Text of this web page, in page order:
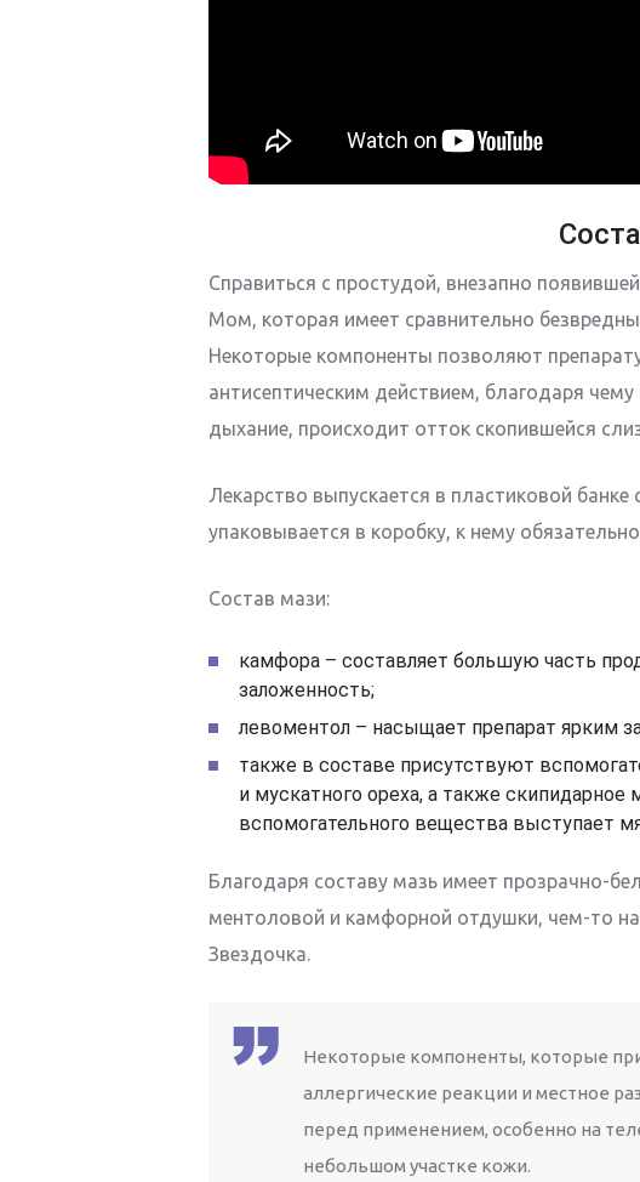
Справиться с простудой, внезапно
Мом, которая имеет сравнительно
Некоторые компоненты позволяют
антисептическим действием, благодаря
дыхание, происходит отток скопившейся
Лекарство выпускается в пластиковой
упаковывается в коробку, к нему
Состав мази:
камфора – составляет большую часть
заложенность;
левоментол – насыщает препарат ярким
также в составе присутствуют
и мускатного ореха, а также скипидарное
вспомогательного вещества выступает
Благодаря составу мазь имеет прозрачно-
ментоловой и камфорной отдушки, чем-то
Звездочка.
Некоторые компоненты, которые
аллергические реакции и местное
перед применением, особенно на
небольшом участке кожи.